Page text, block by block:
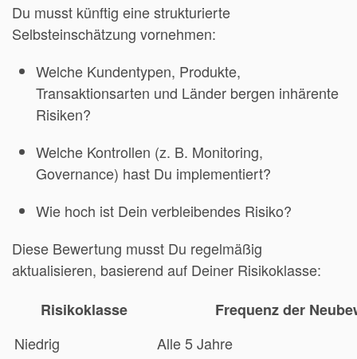
Du musst künftig eine strukturierte
Selbsteinschätzung vornehmen:
Welche Kundentypen, Produkte,
Transaktionsarten und Länder bergen inhärente
Risiken?
Welche Kontrollen (z. B. Monitoring,
Governance) hast Du implementiert?
Wie hoch ist Dein verbleibendes Risiko?
Diese Bewertung musst Du regelmäßig
aktualisieren, basierend auf Deiner Risikoklasse:
Risikoklasse
Frequenz der
Niedrig
Alle 5 Jahre